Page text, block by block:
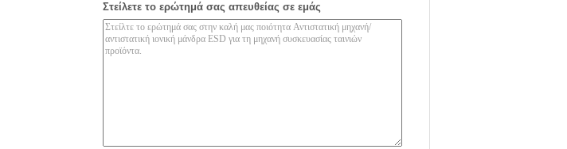
Στείλετε το ερώτημά σας απευθείας σε εμάς